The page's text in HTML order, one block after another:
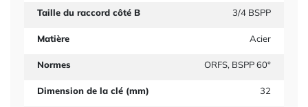
Taille du raccord côté B 3/4 BSPP
Matière Acier
Normes ORFS, BSPP 60°
Dimension de la clé (mm) 32